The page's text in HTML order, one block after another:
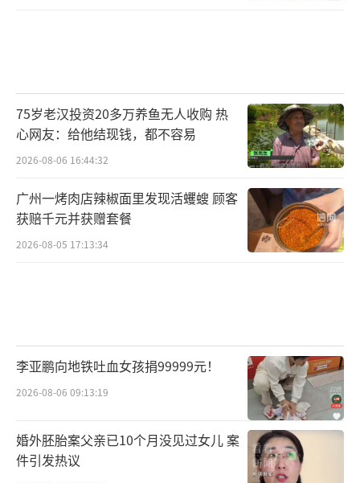
75岁老汉投资20多万养鱼无人收购 热
心网友：给他结现钱，都不容易
2026-08-06 16:44:32
广州一烤肉店辣椒面里发现活蠼螋 顾客
获赔千元并获赠套餐
2026-08-05 17:13:34
李亚鹏向地铁吐血女孩捐99999元！
2026-08-06 09:13:19
婚外胚胎案父亲已10个月没见过女儿 案
件引发热议